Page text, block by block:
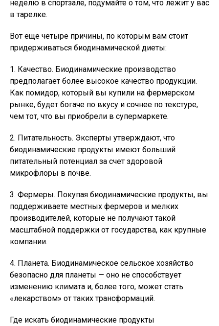
неделю в спортзале, подумайте о том, что лежит у вас
в тарелке.
Вот еще четыре причины, по которым вам стоит
придерживаться биодинамической диеты:
1. Качество. Биодинамические производство
предполагает более высокое качество продукции.
Как помидор, который вы купили на фермерском
рынке, будет богаче по вкусу и сочнее по текстуре,
чем тот, что вы приобрели в супермаркете.
2. Питательность. Эксперты утверждают, что
биодинамические продукты имеют больший
питательный потенциал за счет здоровой
микрофлоры в почве.
3. Фермеры. Покупая биодинамические продукты, вы
поддерживаете местных фермеров и мелких
производителей, которые не получают такой
масштабной поддержки от государства, как крупные
компании.
4. Планета. Биодинамическое сельское хозяйство
безопасно для планеты — оно не способствует
изменению климата и, более того, может стать
«лекарством» от таких трансформаций.
Где искать биодинамические продукты